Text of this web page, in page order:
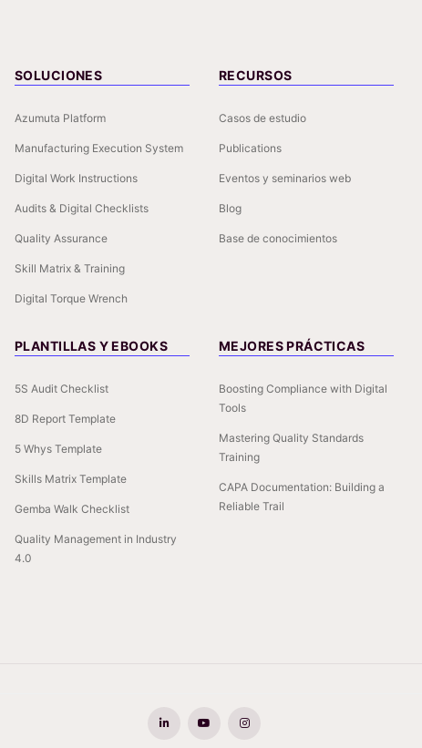
SOLUCIONES
Azumuta Platform
Manufacturing Execution System
Digital Work Instructions
Audits & Digital Checklists
Quality Assurance
Skill Matrix & Training
Digital Torque Wrench
RECURSOS
Casos de estudio
Publications
Eventos y seminarios web
Blog
Base de conocimientos
PLANTILLAS Y EBOOKS
5S Audit Checklist
8D Report Template
5 Whys Template
Skills Matrix Template
Gemba Walk Checklist
Quality Management in Industry
4.0
MEJORES PRÁCTICAS
Boosting Compliance with Digital
Tools
Mastering Quality Standards
Training
CAPA Documentation: Building a
Reliable Trail